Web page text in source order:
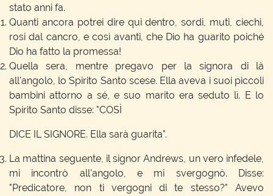
stato anni fa.
Quanti ancora potrei dire qui dentro, sordi, muti, ciechi,
rosi dal cancro, e così avanti, che Dio ha guarito poiché
Dio ha fatto la promessa!
Quella sera, mentre pregavo per la signora di là
all'angolo, lo Spirito Santo scese. Ella aveva i suoi piccoli
bambini attorno a sé, e suo marito era seduto lì. E lo
Spirito Santo disse: "COSÌ
DICE IL SIGNORE. Ella sarà guarita".
La mattina seguente, il signor Andrews, un vero infedele,
mi incontrò all'angolo, e mi svergognò. Disse:
"Predicatore, non ti vergogni di te stesso?" Avevo